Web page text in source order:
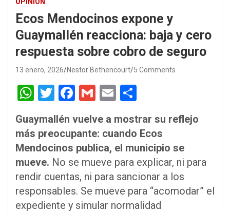
Ecos Mendocinos expone y
Guaymallén reacciona: baja y cero
respuesta sobre cobro de seguro
13 enero, 2026 Nestor Bethencourt 5 Comments
W
at
s
A
p
p
T
tt
er
F
ce
b
o
o
k
G
ail
E
ail ar
e
Guaymallén vuelve a mostrar su reflejo
más preocupante: cuando Ecos
Mendocinos publica, el municipio se
mueve. No se mueve para explicar, ni para
rendir cuentas, ni para sancionar a los
responsables. Se mueve para “acomodar” el
expediente y simular normalidad